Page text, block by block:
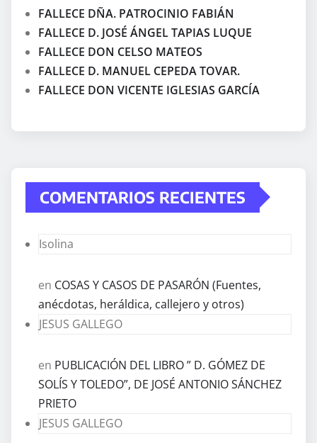
FALLECE DÑA. PATROCINIO FABIÁN
FALLECE D. JOSÉ ÁNGEL TAPIAS LUQUE
FALLECE DON CELSO MATEOS
FALLECE D. MANUEL CEPEDA TOVAR.
FALLECE DON VICENTE IGLESIAS GARCÍA
COMENTARIOS RECIENTES
Isolina
en COSAS Y CASOS DE PASARÓN (Fuentes,
anécdotas, heráldica, callejero y otros)
JESUS GALLEGO
en PUBLICACIÓN DEL LIBRO ” D. GÓMEZ DE
SOLÍS Y TOLEDO”, DE JOSÉ ANTONIO SÁNCHEZ
PRIETO
JESUS GALLEGO